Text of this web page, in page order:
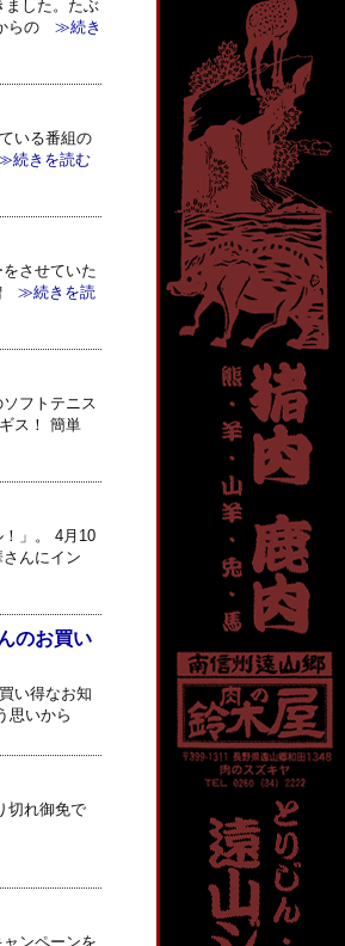
ました。たぶ
らの≫続き
いる番組の
きを読む
させていた
≫続きを読
フトテニス
ス！ 簡単
」。 4月10
んにイン
のお買い
い得なお知
思いから
切れ御免で
ンペーンを